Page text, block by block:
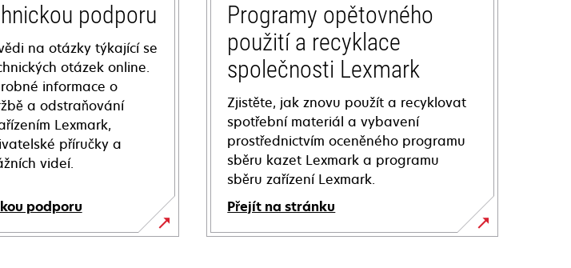
podporu
na otázky týkající se
otázek online.
informace o
a odstraňování
Lexmark,
příručky a
videí.
podporu
Programy opětovného
použití a recyklace
společnosti Lexmark
Zjistěte, jak znovu použít a recyklovat
spotřební materiál a vybavení
prostřednictvím oceněného programu
sběru kazet Lexmark a programu
sběru zařízení Lexmark.
Přejít na stránku